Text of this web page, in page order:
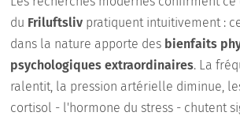
du Friluftsliv pratiquent intuitivement :
dans la nature apporte des bienfaits
psychologiques extraordinaires. La
ralentit, la pression artérielle diminue,
cortisol - l'hormone du stress - chutent